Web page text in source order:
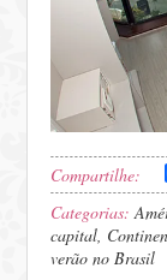
Compartilhe:
Categorias:
capital,
verão no Brasil